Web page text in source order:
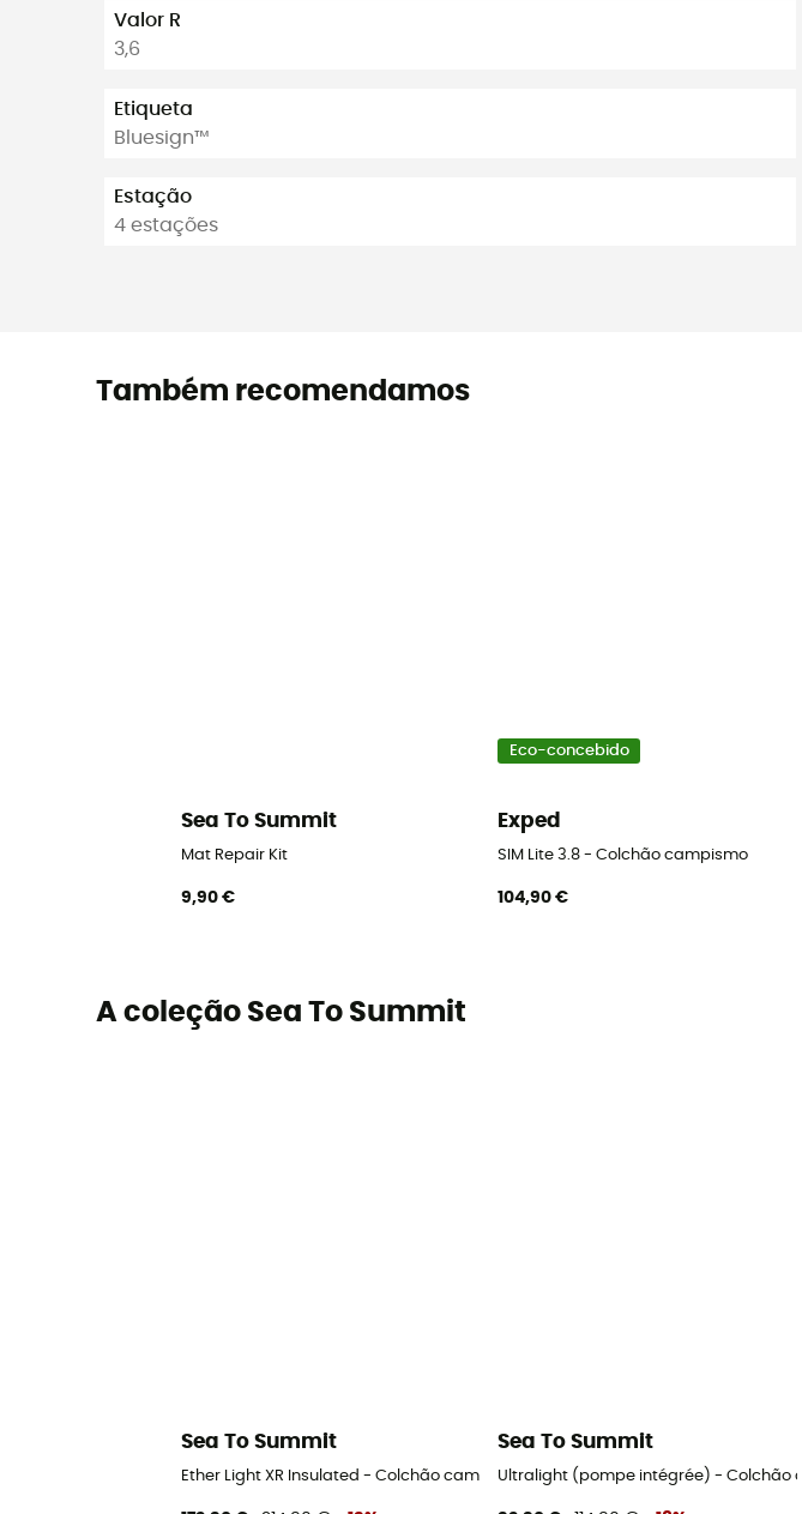
Valor R
3,6
Etiqueta
Bluesign™
Estação
4 estações
Também recomendamos
Sea To Summit
Mat Repair Kit
9,90 €
Eco-concebido
Exped
SIM Lite 3.8 - Colchão campismo
104,90 €
A coleção Sea To Summit
Sea To Summit
Ether Light XR Insulated - Colchão campismo
Sea To Summit
Ultralight (pompe intégrée) - Colchão